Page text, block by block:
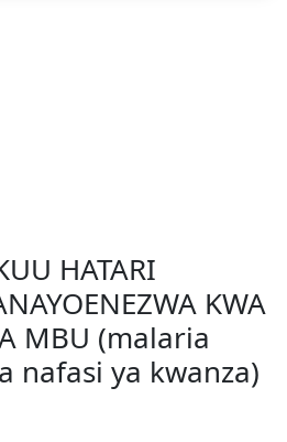
HATARI
KWA
MBU (malaria
nafasi ya kwanza)